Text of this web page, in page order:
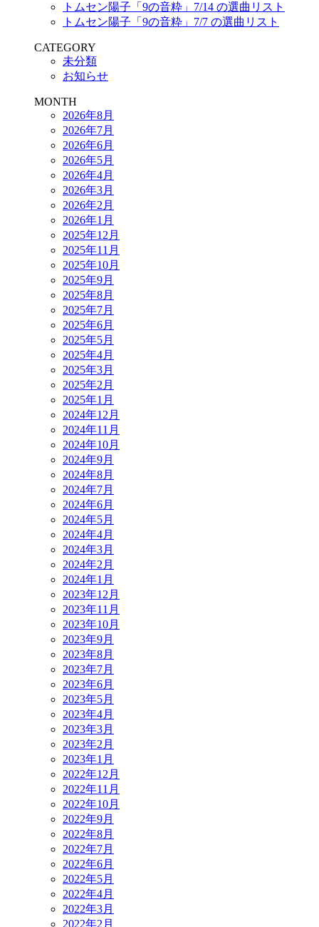
トムセン陽子「9の音粋」7/14 の選曲リスト
トムセン陽子「9の音粋」7/7 の選曲リスト
CATEGORY
未分類
お知らせ
MONTH
2026年8月
2026年7月
2026年6月
2026年5月
2026年4月
2026年3月
2026年2月
2026年1月
2025年12月
2025年11月
2025年10月
2025年9月
2025年8月
2025年7月
2025年6月
2025年5月
2025年4月
2025年3月
2025年2月
2025年1月
2024年12月
2024年11月
2024年10月
2024年9月
2024年8月
2024年7月
2024年6月
2024年5月
2024年4月
2024年3月
2024年2月
2024年1月
2023年12月
2023年11月
2023年10月
2023年9月
2023年8月
2023年7月
2023年6月
2023年5月
2023年4月
2023年3月
2023年2月
2023年1月
2022年12月
2022年11月
2022年10月
2022年9月
2022年8月
2022年7月
2022年6月
2022年5月
2022年4月
2022年3月
2022年2月